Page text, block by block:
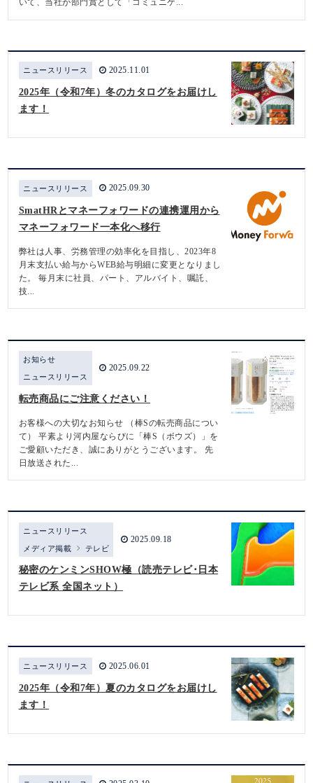
いて、当社が部門賞として「コミュニケ...
ニュースリリース 2025.11.01
2025年（令和7年）冬のカタログをお届けし
ます！
ニュースリリース 2025.09.30
SmatHRとマネーフォワードの連携運用から
マネーフォワード一本化へ移行
弊社は人事、労務管理の効率化を目指し、2023年8
月末支払い給与からWEB給与明細に変更となりまし
た。 毎月末に社員、パート、アルバイト、嘱託、
技...
お知らせ
ニュースリリース
2025.09.22
転売商品にご注意ください！
お客様への大切なお知らせ （棒Sの転売商品につい
て） 平素より河内屋ならびに「棒S（ボウズ）」を
ご愛顧いただき、誠にありがとうございます。 先
日放送された...
ニュースリリース
メディア掲載 テレビ
2025.09.18
秘密のケンミンSHOW極（読売テレビ･日本
テレビ系 全国ネット）
ニュースリリース 2025.06.01
2025年（令和7年）夏のカタログをお届けし
ます！